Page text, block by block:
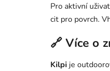
Pro aktivní
cit pro povrch.
🔗 Více o
Kilpije